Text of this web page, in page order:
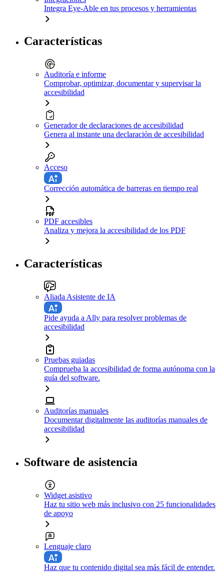
Integra Eye-Able en tus procesos y herramientas
Características
Auditoría e informe
Comprobar, optimizar, documentar y supervisar la
accesibilidad
Generador de declaraciones de accesibilidad
Genera al instante una declaración de accesibilidad
Acceso
Corrección automática de barreras en tiempo real
PDF accesibles
Analiza y mejora la accesibilidad de los PDF
Características
Aliada Asistente de IA
Pide ayuda a Ally para resolver problemas de
accesibilidad
Pruebas guiadas
Comprueba la accesibilidad de forma autónoma con la
guía del software.
Auditorías manuales
Documentar digitalmente las auditorías manuales de
accesibilidad
Software de asistencia
Widget asistivo
Haz tu sitio web más inclusivo con 25 funcionalidades
de apoyo
Lenguaje claro
Haz que tu contenido digital sea más fácil de entender.